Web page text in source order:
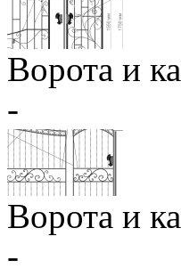
Ворота и
-
Ворота и
-